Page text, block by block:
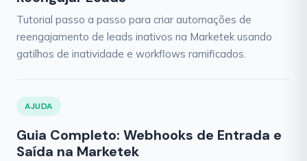
Tutorial passo a passo para criar automações de
reengajamento de leads inativos na Marketek usando
gatilhos de inatividade e workflows ramificados.
AJUDA
Guia Completo: Webhooks de Entrada e
Saída na Marketek